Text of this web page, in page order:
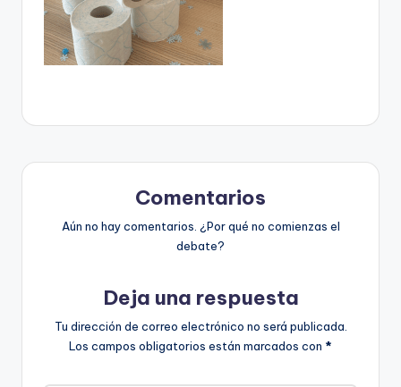
Comentarios
Aún no hay comentarios. ¿Por qué no comienzas el
debate?
Deja una respuesta
Tu dirección de correo electrónico no será publicada.
Los campos obligatorios están marcados con *